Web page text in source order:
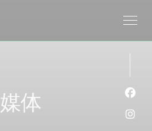
媒体